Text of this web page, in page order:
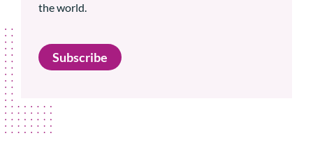
the world.
Subscribe